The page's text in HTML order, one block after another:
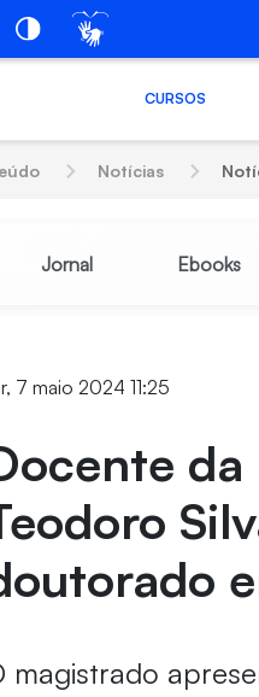
CURSOS
Notícias
Jornal Ebooks
7 maio 2024 11:25
magistrado